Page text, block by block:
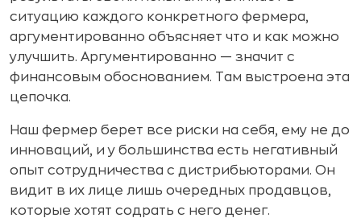
ситуацию каждого конкретного фермера,
аргументированно объясняет что и как можно
улучшить. Аргументированно — значит с
финансовым обоснованием. Там выстроена эта
цепочка.
Наш фермер берет все риски на себя, ему не до
инноваций, и у большинства есть негативный
опыт сотрудничества с дистрибьюторами. Он
видит в их лице лишь очередных продавцов,
которые хотят содрать с него денег.